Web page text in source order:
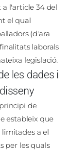
l'article 34 del
el qual
(d'ara
laborals
legislació.
les dades i
de
estableix que
limitades a el
per les quals